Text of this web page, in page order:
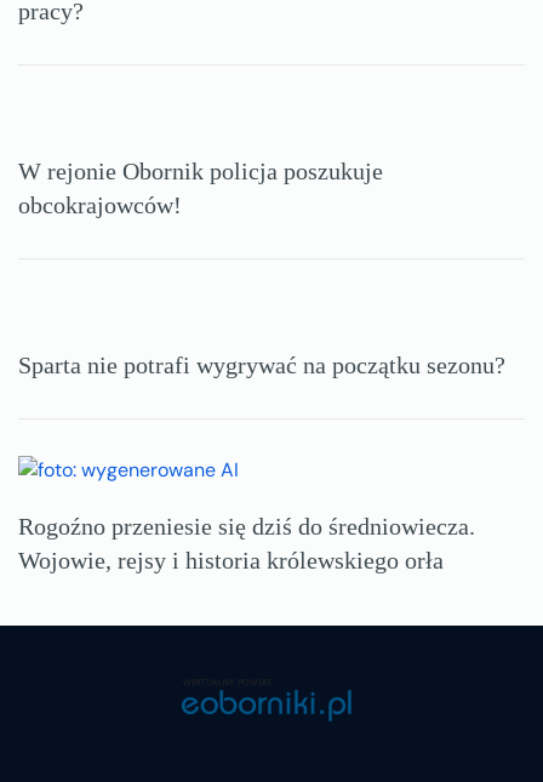
pracy?
W rejonie Obornik policja poszukuje
obcokrajowców!
Sparta nie potrafi wygrywać na początku sezonu?
Rogoźno przeniesie się dziś do średniowiecza.
Wojowie, rejsy i historia królewskiego orła